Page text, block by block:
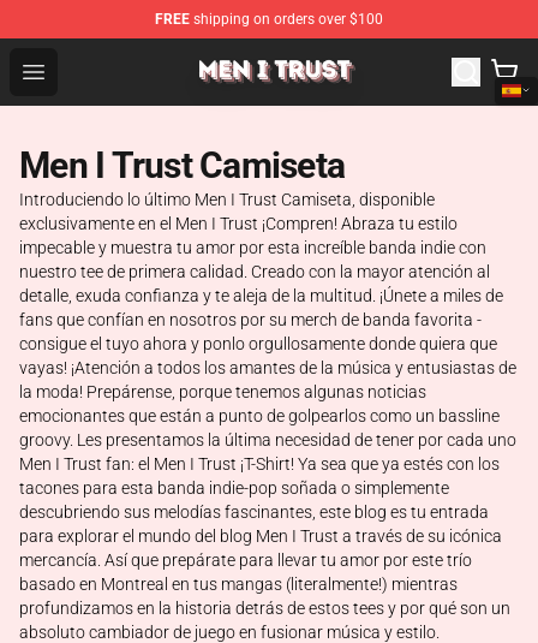
FREE shipping on orders over $100
Open menu
Men I Trust Shop - Official Men I Trust Merchandise Store
Men I Trust Camiseta
Introduciendo lo último Men I Trust Camiseta, disponible
exclusivamente en el Men I Trust ¡Compren! Abraza tu estilo
impecable y muestra tu amor por esta increíble banda indie con
nuestro tee de primera calidad. Creado con la mayor atención al
detalle, exuda confianza y te aleja de la multitud. ¡Únete a miles de
fans que confían en nosotros por su merch de banda favorita -
consigue el tuyo ahora y ponlo orgullosamente donde quiera que
vayas! ¡Atención a todos los amantes de la música y entusiastas de
la moda! Prepárense, porque tenemos algunas noticias
emocionantes que están a punto de golpearlos como un bassline
groovy. Les presentamos la última necesidad de tener por cada uno
Men I Trust fan: el Men I Trust ¡T-Shirt! Ya sea que ya estés con los
tacones para esta banda indie-pop soñada o simplemente
descubriendo sus melodías fascinantes, este blog es tu entrada
para explorar el mundo del blog Men I Trust a través de su icónica
mercancía. Así que prepárate para llevar tu amor por este trío
basado en Montreal en tus mangas (literalmente!) mientras
profundizamos en la historia detrás de estos tees y por qué son un
absoluto cambiador de juego en fusionar música y estilo.